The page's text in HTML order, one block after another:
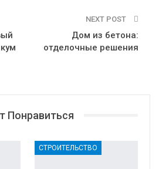
NEXT POST
Дом из бетона:
отделочные решения
Понравиться
СТРОИТЕЛЬСТВО